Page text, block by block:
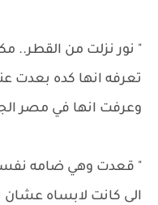
" نور نزلت من القطر..
تعرفه انها كده
وعرفت انها في مصر
" قعدت وهي ضامه
الى كانت لابساه